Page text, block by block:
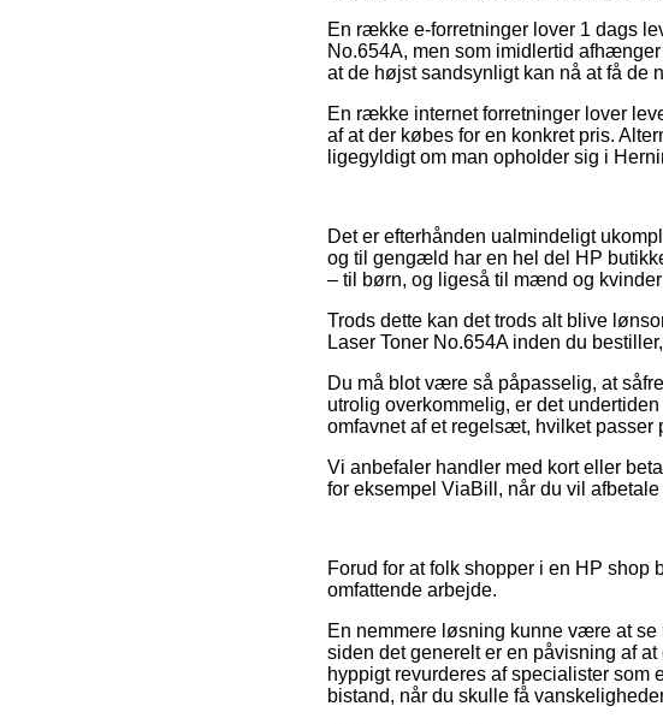
En række e-forretninger lover 1 dags
No.654A, men som imidlertid
at de højst sandsynligt kan nå at få de
En række internet forretninger lover
af at der købes for en konkret pris.
ligegyldigt om man opholder sig i
Det er efterhånden ualmindeligt
og til gengæld har en hel del HP
– til børn, og ligeså til mænd og
Trods dette kan det trods alt blive
Laser Toner No.654A inden du
Du må blot være så påpasselig, at
utrolig overkommelig, er det
omfavnet af et regelsæt, hvilket
Vi anbefaler handler med kort eller
for eksempel ViaBill, når du vil
Forud for at folk shopper i en HP shop
omfattende arbejde.
En nemmere løsning kunne være at
siden det generelt er en påvisning af
hyppigt revurderes af specialister som
bistand, når du skulle få